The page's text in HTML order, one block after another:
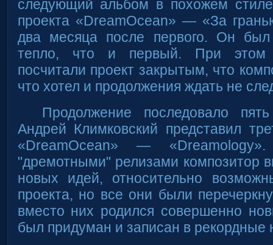
следующий альбом в похожем
проекта «DreamOcean» — «За
два месяца после первого. Он
тепло, что и первый. При этом
посчитали проект закрытым, что
что хотел и продолжения ждать не
Продолжение последовало
Андрей Климковский представил
«DreamOcean» —
"дремотными" релизами композитор
новых идей, относительно
проекта, но все они были
вместо них родился совершенно
был придуман и записан в рекордные